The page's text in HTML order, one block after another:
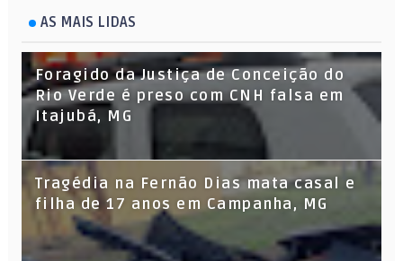
AS MAIS LIDAS
Foragido da Justiça de Conceição do
Rio Verde é preso com CNH falsa em
Itajubá, MG
Tragédia na Fernão Dias mata casal e
filha de 17 anos em Campanha, MG